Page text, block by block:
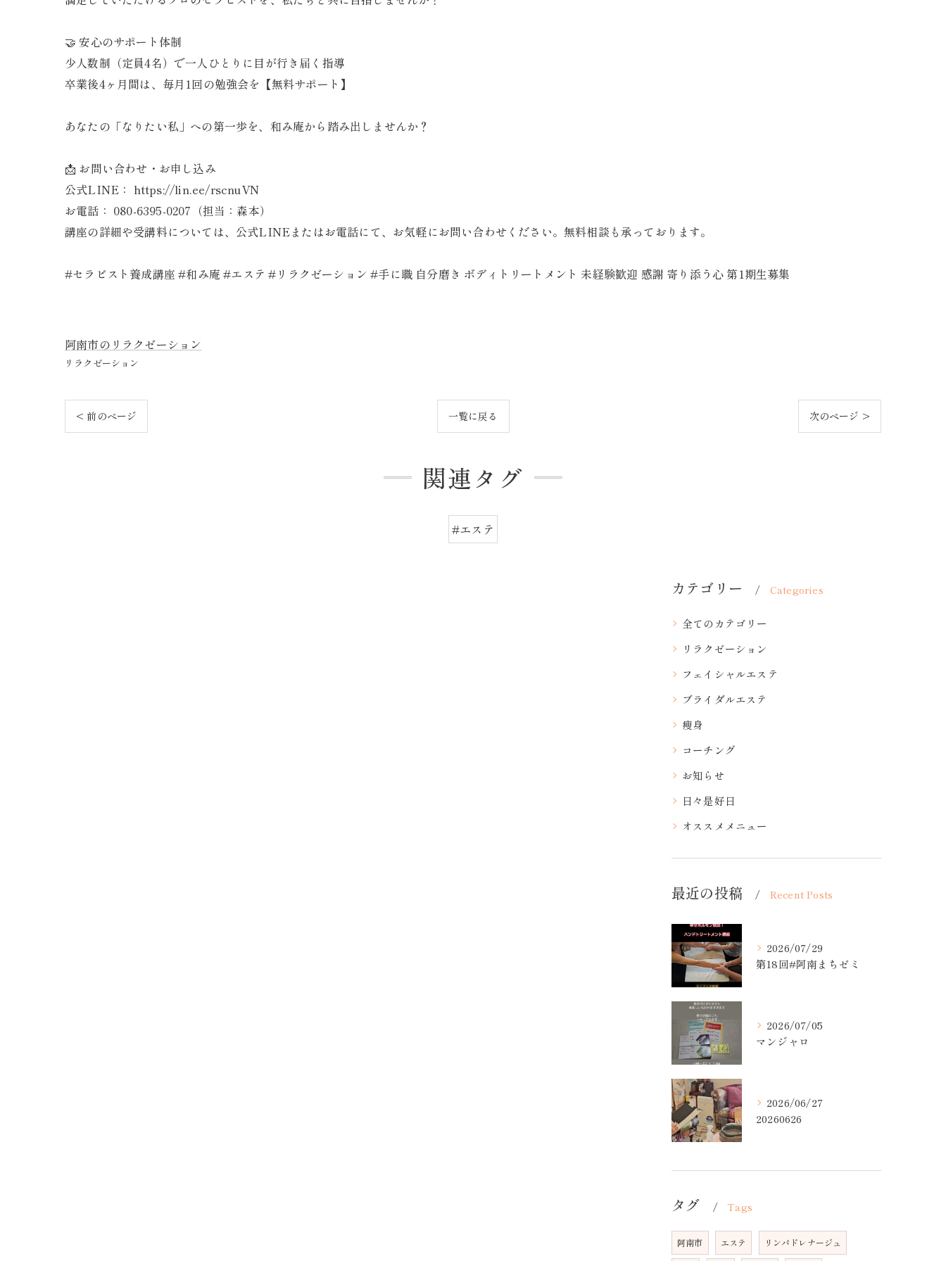
​🤝 安心のサポート体制
​少人数制（定員4名）で一人ひとりに目が行き届く指導
​卒業後4ヶ月間は、毎月1回の勉強会を【無料サポート】
​あなたの「なりたい私」への第一歩を、和み庵から踏み出しませんか？
​📩 お問い合わせ・お申し込み
​公式LINE： https://lin.ee/rscnuVN
​お電話： 080-6395-0207（担当：森本）
​講座の詳細や受講料については、公式LINEまたはお電話にて、お気軽にお問い合わせください。無料相談も承っております。
​#セラピスト養成講座 #和み庵 #エステ #リラクゼーション #手に職 自分磨き ボディトリートメント 未経験歓迎 感謝 寄り添う心 第1期生募集
阿南市のリラクゼーション
リラクゼーション
< 前のページ 一覧に戻る 次のページ >
関連タグ
#エステ
カテゴリー Categories
全てのカテゴリー
リラクゼーション
フェイシャルエステ
ブライダルエステ
痩身
コーチング
お知らせ
日々是好日
オススメメニュー
最近の投稿 Recent Posts
2026/07/29
第18回#阿南まちゼミ
2026/07/05
マンジャロ
2026/06/27
20260626
タグ Tags
阿南市 エステ リンパドレナージュ